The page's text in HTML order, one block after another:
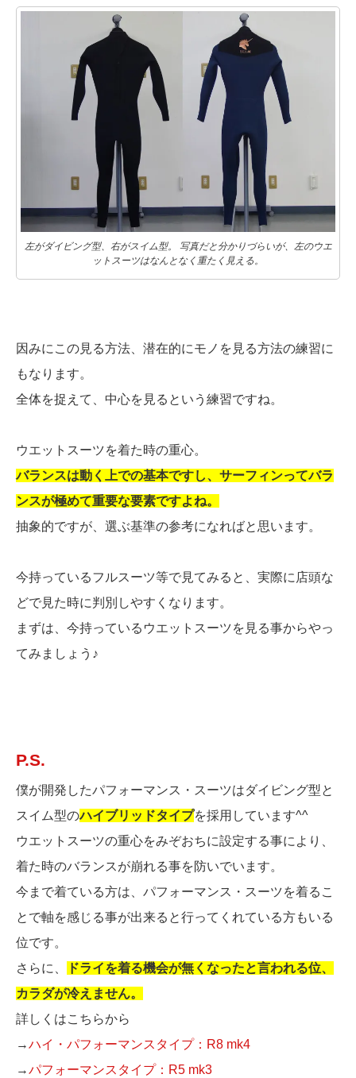
左がダイビング型、右がスイム型。 写真だと分かりづらいが、左のウエ
ットスーツはなんとなく重たく見える。
因みにこの見る方法、潜在的にモノを見る方法の練習に
もなります。
全体を捉えて、中心を見るという練習ですね。
ウエットスーツを着た時の重心。
バランスは動く上での基本ですし、サーフィンってバラ
ンスが極めて重要な要素ですよね。
抽象的ですが、選ぶ基準の参考になればと思います。
今持っているフルスーツ等で見てみると、実際に店頭な
どで見た時に判別しやすくなります。
まずは、今持っているウエットスーツを見る事からやっ
てみましょう♪
P.S.
僕が開発したパフォーマンス・スーツはダイビング型と
スイム型のハイブリッドタイプを採用しています^^
ウエットスーツの重心をみぞおちに設定する事により、
着た時のバランスが崩れる事を防いでいます。
今まで着ている方は、パフォーマンス・スーツを着るこ
とで軸を感じる事が出来ると行ってくれている方もいる
位です。
さらに、
ドライを着る機会が無くなったと言われる位、
カラダが冷えません。
詳しくはこちらから
→ハイ・パフォーマンスタイプ：R8 mk4
→パフォーマンスタイプ：R5 mk3